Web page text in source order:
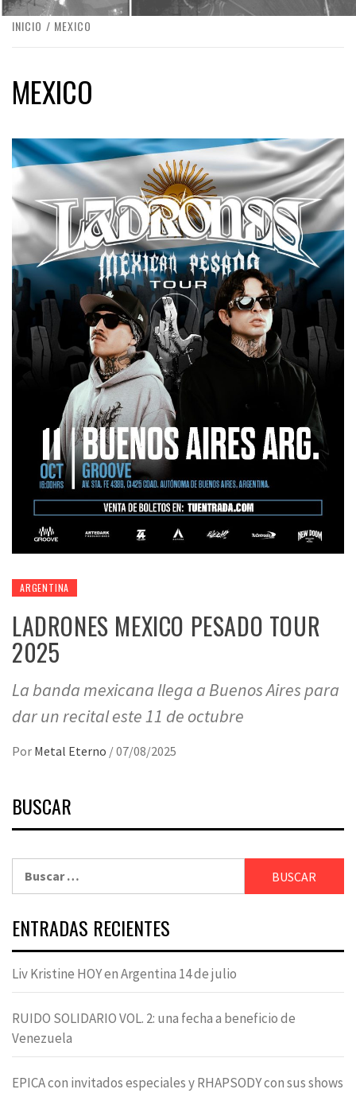
INICIO MEXICO
MEXICO
ARGENTINA
LADRONES MEXICO PESADO TOUR
2025
La banda mexicana llega a Buenos Aires para
dar un recital este 11 de octubre
Por Metal Eterno /07/08/2025
BUSCAR
ENTRADAS RECIENTES
Liv Kristine HOY en Argentina 14 de julio
RUIDO SOLIDARIO VOL. 2: una fecha a beneficio de
Venezuela
EPICA con invitados especiales y RHAPSODY con sus shows